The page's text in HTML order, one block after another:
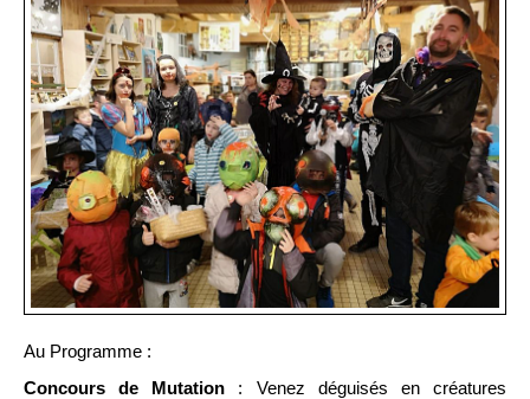
Au Programme :
Concours de Mutation : Venez déguisés en créatures